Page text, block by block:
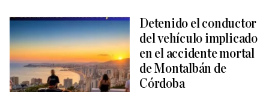
Detenido el conductor
del vehículo implicado
en el accidente mortal
de Montalbán de
Córdoba